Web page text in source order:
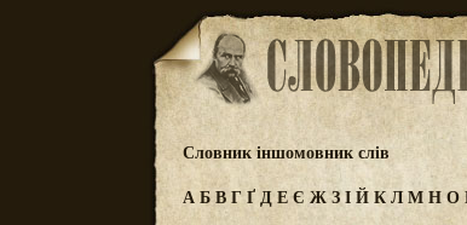
Словник іншомовник слів
АБВГҐДЕЄ ЖЗІЙКЛМНО